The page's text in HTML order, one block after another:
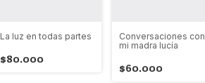
La luz en todas partes
$80.000
Conversaciones con
mi madra lucía
$60.000